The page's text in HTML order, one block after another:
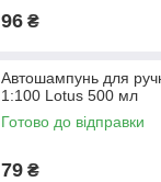
96 ₴
Автошампунь для
1:100 Lotus 500 мл
Готово до відправки
79 ₴